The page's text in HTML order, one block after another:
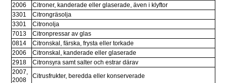
2006
Citroner, kanderade eller glaserade, även i klyftor
3301
Citrongräsolja
3301
Citronolja
7013
Citronpressar av glas
0814
Citronskal, färska, frysta eller torkade
2006
Citronskal, kanderade eller glaserade
2918
Citronsyra samt salter och estrar därav
2007,
2008
Citrusfrukter, beredda eller konserverade